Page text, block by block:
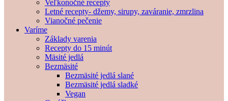
Veľkonočné recepty
Letné recepty- džemy, sirupy, zaváranie, zmrzlina
Vianočné pečenie
Varíme
Základy varenia
Recepty do 15 minút
Mäsité jedlá
Bezmäsité
Bezmäsité jedlá slané
Bezmäsité jedlá sladké
Vegan